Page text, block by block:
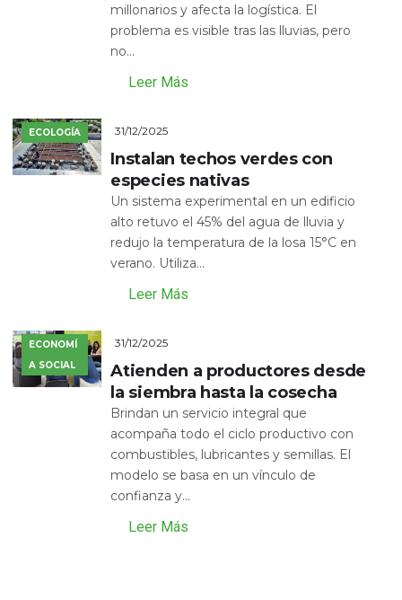
millonarios y afecta la logística. El
problema es visible tras las lluvias, pero
no...
Leer Más
ECOLOGÍA 31/12/2025
Instalan techos verdes con
especies nativas
Un sistema experimental en un edificio
alto retuvo el 45% del agua de lluvia y
redujo la temperatura de la losa 15°C en
verano. Utiliza...
Leer Más
ECONOMÍ
A SOCIAL
31/12/2025
Atienden a productores desde
la siembra hasta la cosecha
Brindan un servicio integral que
acompaña todo el ciclo productivo con
combustibles, lubricantes y semillas. El
modelo se basa en un vínculo de
confianza y...
Leer Más